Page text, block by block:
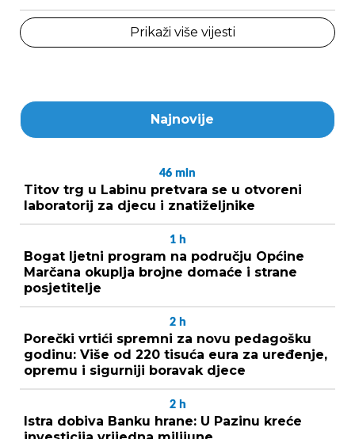
Prikaži više vijesti
Najnovije
46 min
Titov trg u Labinu pretvara se u otvoreni
laboratorij za djecu i znatiželjnike
1 h
Bogat ljetni program na području Općine
Marčana okuplja brojne domaće i strane
posjetitelje
2 h
Porečki vrtići spremni za novu pedagošku
godinu: Više od 220 tisuća eura za uređenje,
opremu i sigurniji boravak djece
2 h
Istra dobiva Banku hrane: U Pazinu kreće